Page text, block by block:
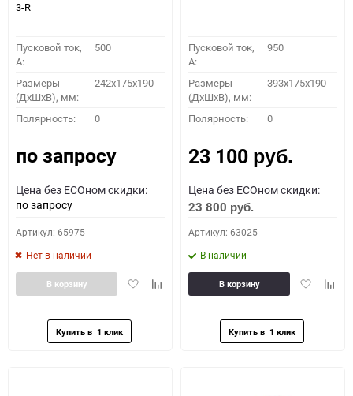
ПОДОБРАТЬ
Как определить полярность?
0 - обратная 1 - прямая 3 - обратная 4 - прямая
3-R
Пусковой ток,
A:
500
Размеры
(ДхШхВ), мм:
242x175x190
Полярность: 0
по запросу
Цена без ECOном скидки:
по запросу
Артикул: 65975
Нет в наличии
ДобавитьДобавить
В корзину
Пусковой ток,
A:
950
Размеры
(ДхШхВ), мм:
393x175x190
Полярность: 0
23 100 руб.
Цена без ECOном скидки:
23 800 руб.
Артикул: 63025
В наличии
Добавить
В корзину